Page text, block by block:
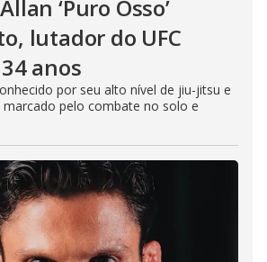
‘Puro Osso’
lutador do UFC
anos
por seu alto nível de jiu-jitsu e
pelo combate no solo e